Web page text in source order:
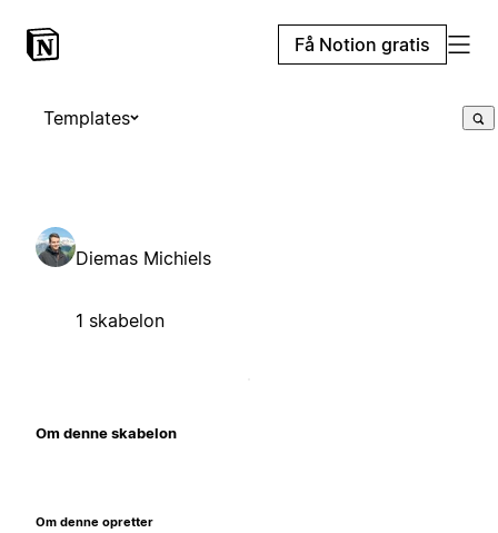
Få Notion gratis
Templates
Diemas Michiels
1 skabelon
Om denne skabelon
Om denne opretter